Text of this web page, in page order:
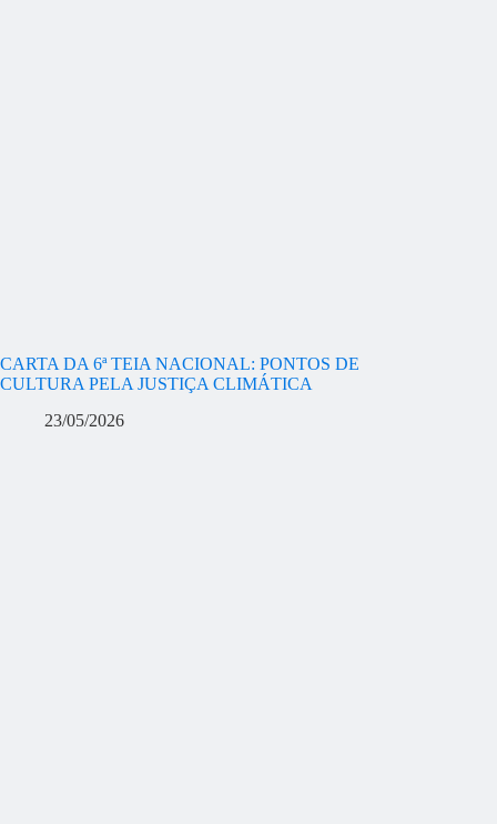
CARTA DA 6ª TEIA NACIONAL: PONTOS DE
CULTURA PELA JUSTIÇA CLIMÁTICA
23/05/2026